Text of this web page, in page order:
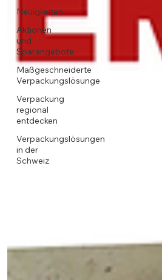
Neuigkeiten
Aktionen
und
Sparangebote
Maßgeschneiderte
Verpackungslösunge
Verpackung
regional
entdecken
Verpackungslösungen
in der
Schweiz